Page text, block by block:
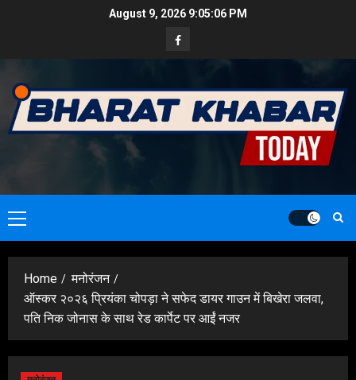
August 9, 2026 9:05:07 PM
Facebook
Primary
Menu
Home
मनोरंजन
ऑस्कर २०२६ प्रियंका चोपड़ा ने सफेद डायर गाउन में बिखेरा जलवा,
पति निक जोनास के साथ रेड कार्पेट पर आईं नजर